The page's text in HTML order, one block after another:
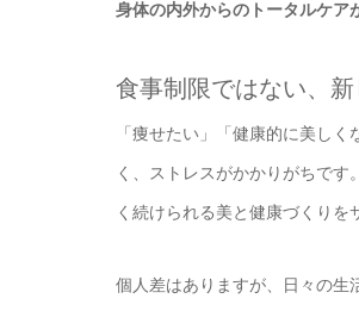
身体の内外からのトータルケア
食事制限ではない、
「痩せたい」「健康的に美し
く、ストレスがかかりがちで
く続けられる美と健康づくりを
個人差はありますが、日々の生